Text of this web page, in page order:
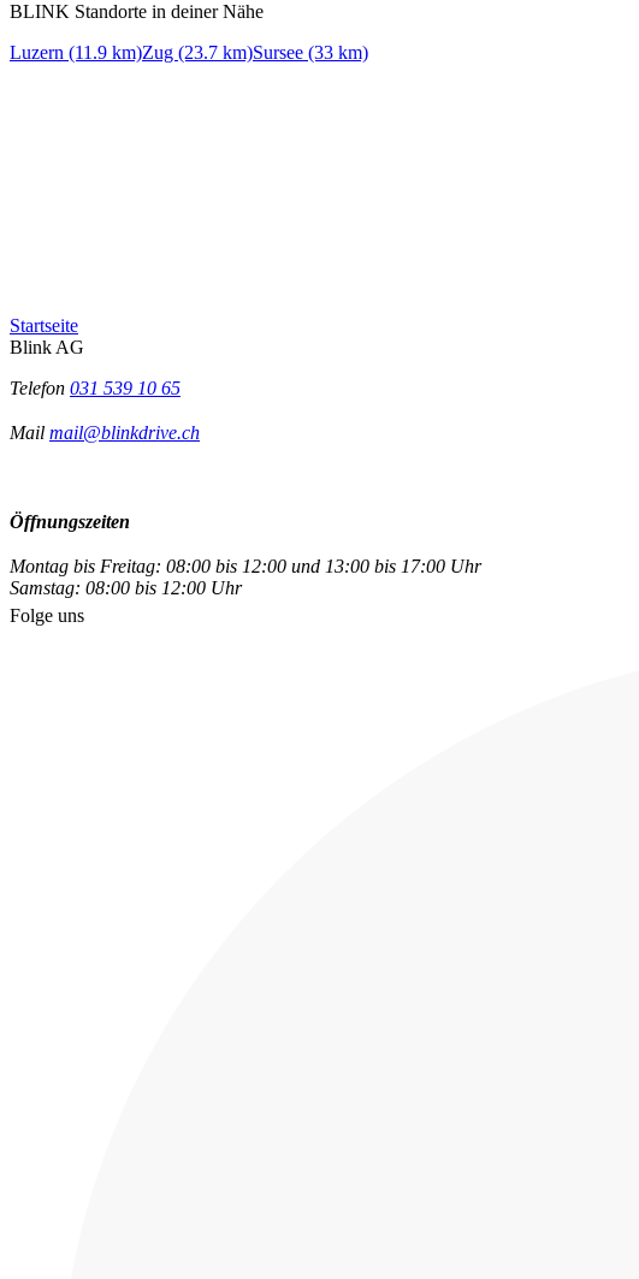
BLINK Standorte in deiner Nähe
Luzern (11.9 km)Zug (23.7 km)Sursee (33 km)
Startseite
Blink AG
Telefon 031 539 10 65
Mail mail@blinkdrive.ch
Öffnungszeiten
Montag bis Freitag: 08:00 bis 12:00 und 13:00 bis 17:00 Uhr
Samstag: 08:00 bis 12:00 Uhr
Folge uns